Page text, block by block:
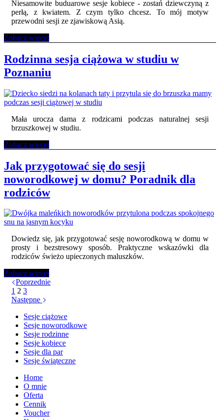
Poznaniu
Niesamowite buduarowe sesje kobiece - zostań dziewczyną z
perłą, z kwiatem. Z czym tylko chcesz. To mój motyw
przewodni sesji ze zjawiskową Asią.
Zobacz więcej
kobieca
w
stylu
Rodzinna sesja ciążowa w studiu w
Poznaniu
Mała urocza dama z rodzicami podczas naturalnej sesji
brzuszkowej w studiu.
Zobacz więcej
ciążowa
w
studiu
Poznaniu
Jak przygotować się do sesji
noworodkowej w domu? Poradnik dla
rodziców
Dowiedz się, jak przygotować sesję noworodkową w domu w
prosty i bezstresowy sposób. Praktyczne wskazówki dla
rodziców świeżo upieczonych maluszków.
Zobacz więcej
przygotować
noworodkowej
w
domu?
Poradnik
dla
rodziców
Poprzednie
1 2 3
Następne
Sesje ciążowe
Sesje noworodkowe
Sesje rodzinne
Sesje kobiece
Sesje dla par
Sesje świąteczne
Home
O mnie
Oferta
Cennik
Voucher